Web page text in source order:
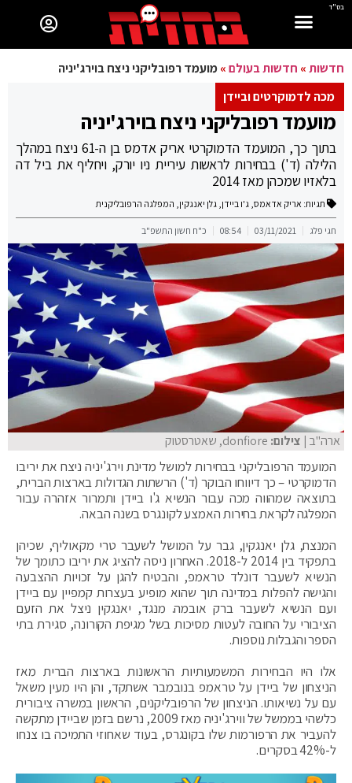
בס"ד
חדשות» חדשות בעולם»מועמד רפובליקני ניצח בוירג'יניה
מכה לדמוקרטים וביידן
מועמד רפובליקני ניצח בוירג'יניה
בתוך כך, המועמד הדמוקרטי אריק אדמס בן ה-61 ניצח במהלך
הלילה (ד') בבחירות לראשות עיריית ניו יורק, ויחליף את ביל דה
בלאזיו שמכהן מאז 2014
תגיות: אריק אדאמס, ג'ו ביידן, גלן יאנגקין, המפלגה הרפובליקנית
חגי פלג 03/11/2021
08:54 כ"ח חשון התשפ"ב
ארה"ב | צילום: donfiore, שאטרסטוק
המועמד הרפובליקני בבחירות למושל מדינת וירג'יניה ניצח את יריבו
הדמוקרטי – כך דיווחו הבוקר (ד') הרשתות הגדולות בארצות הברית,
בתוצאה שמהווה מכה עבור הנשיא ג'ו ביידן ותמרור אזהרה עבור
המפלגה לקראת בחירות האמצע לקונגרס בשנה הבאה.
המנצח, גלן יאנגקין, גבר על המושל לשעבר טרי מקאוליף, שכיהן
בתפקיד בין 2014 ל-2018. האחרון ניסה להציג את יריבו כתומך של
הנשיא לשעבר דונלד טראמפ, והבטיח להגן על זכויות ההצבעה
והגישה להפלות במדינה תוך שהוא מופיע בעצרות קמפיין עם ביידן
ועם הנשיא לשעבר ברק אובמה. מנגד, יאנגקין ניצל את הזעם
הציבורי על החובה לעטות מסיכות בשל מגיפת הקורונה, סגירת בתי
הספר והגבלות נוספות.
אלו היו הבחירות המשמעותיות הראשונות בארצות הברית מאז
הניצחון של ביידן על טראמפ בנובמבר אשתקד, והן היו מעין משאל
עם על נשיאותו. הניצחון של הרפובליקנים, הראשון במשרה ציבורית
כלשהי בממשל של ווירג'יניה מאז 2009, נרשם בזמן שביידן מתקשה
להעביר את הרפורמות שלו בקונגרס, בעוד שאחוזי התמיכה בו צנחו
ל-42% בסקרים.